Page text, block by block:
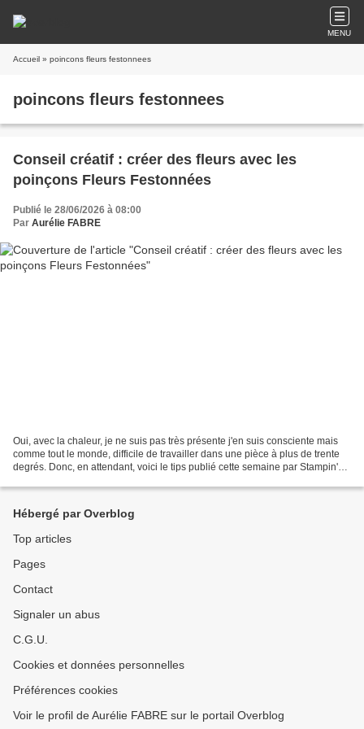
MENU
Accueil » poincons fleurs festonnees
poincons fleurs festonnees
Conseil créatif : créer des fleurs avec les
poinçons Fleurs Festonnées
Publié le 28/06/2026 à 08:00
Par Aurélie FABRE
Oui, avec la chaleur, je ne suis pas très présente j'en suis consciente mais
comme tout le monde, difficile de travailler dans une pièce à plus de trente
degrés. Donc, en attendant, voici le tips publié cette semaine par Stampin'Up
Hébergé par Overblog
Top articles
Pages
Contact
Signaler un abus
C.G.U.
Cookies et données personnelles
Préférences cookies
Voir le profil de Aurélie FABRE sur le portail Overblog